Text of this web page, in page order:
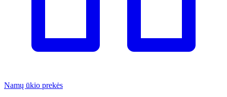
Namų ūkio prekės